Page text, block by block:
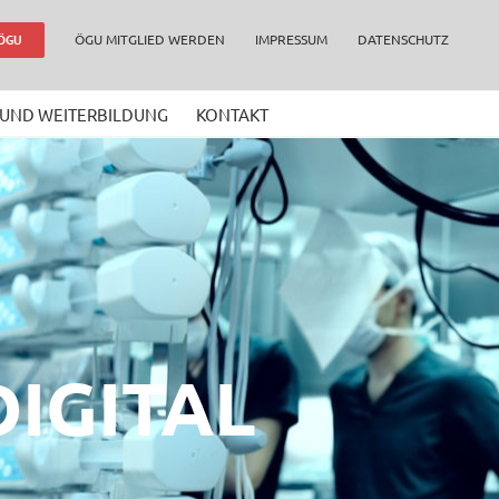
ÖGU MITGLIED WERDEN IMPRESSUM DATENSCHUTZ
WEITERBILDUNG KONTAKT